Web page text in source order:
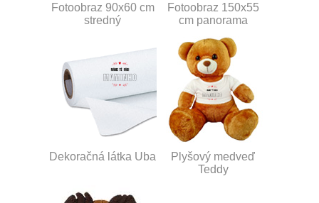
Fotoobraz 90x60 cm
stredný
Fotoobraz 150x55
cm panorama
Dekoračná látka Uba
Plyšový medveď
Teddy